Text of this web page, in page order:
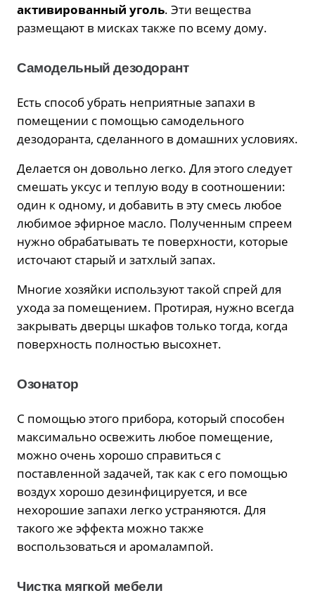
активированный уголь. Эти вещества
размещают в мисках также по всему дому.
Самодельный дезодорант
Есть способ убрать неприятные запахи в
помещении с помощью самодельного
дезодоранта, сделанного в домашних условиях.
Делается он довольно легко. Для этого следует
смешать уксус и теплую воду в соотношении:
один к одному, и добавить в эту смесь любое
любимое эфирное масло. Полученным спреем
нужно обрабатывать те поверхности, которые
источают старый и затхлый запах.
Многие хозяйки используют такой спрей для
ухода за помещением. Протирая, нужно всегда
закрывать дверцы шкафов только тогда, когда
поверхность полностью высохнет.
Озонатор
С помощью этого прибора, который способен
максимально освежить любое помещение,
можно очень хорошо справиться с
поставленной задачей, так как с его помощью
воздух хорошо дезинфицируется, и все
нехорошие запахи легко устраняются. Для
такого же эффекта можно также
воспользоваться и аромалампой.
Чистка мягкой мебели